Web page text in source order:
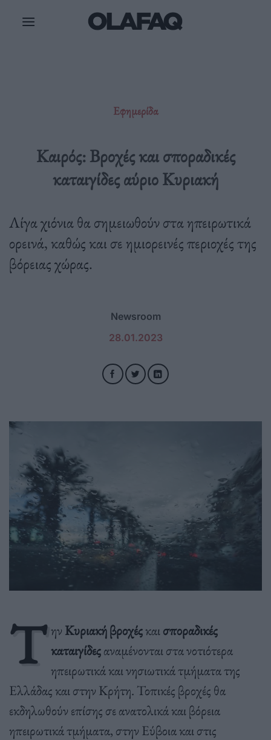
Εφημερίδα
Καιρός: Βροχές και σποραδικές
καταιγίδες αύριο Κυριακή
Λίγα χιόνια θα σημειωθούν στα ηπειρωτικά
ορεινά, καθώς και σε ημιορεινές περιοχές της
βόρειας χώρας.
Newsroom
28.01.2023
Τ ην Κυριακήβροχέςκαισποραδικές
καταιγίδεςαναμένονται στα νοτιότερα
ηπειρωτικά και νησιωτικά τμήματα της
Ελλάδας και στην Κρήτη. Τοπικές βροχές θα
εκδηλωθούν επίσης σε ανατολικά και βόρεια
ηπειρωτικά τμήματα, στην Εύβοια και στις